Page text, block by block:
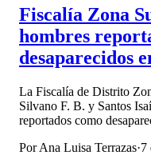
Fiscalía Zona
hombres
desaparecidos
La Fiscalía de Distrito
Silvano F. B. y Santos
reportados como
PorAna Luisa Terrazas·7